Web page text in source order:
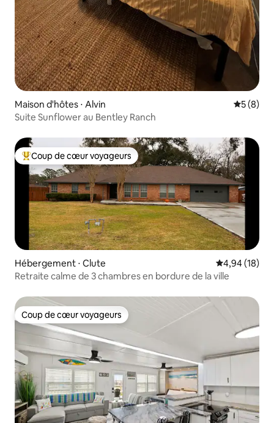
Maison d'hôtes ⋅ Alvin
5 (8)
Suite Sunflower au Bentley Ranch
Coups de cœur voyageurs les plus appréciés
Coup de cœur voyageurs
Hébergement ⋅ Clute Évaluation
4,94 (18)
Retraite calme de 3 chambres en bordure de la ville
Coup de cœur voyageurs
Coup de cœur voyageurs